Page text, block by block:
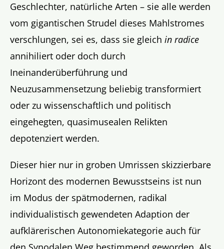
Geschlechter, natürliche Arten – sie alle werden
vom gigantischen Strudel dieses Mahlstromes
verschlungen, sei es, dass sie gleich in radice
annihiliert oder doch durch
Ineinanderüberführung und
Neuzusammensetzung beliebig transformiert
oder zu wissenschaftlich und politisch
eingehegten, quasimusealen Relikten
depotenziert werden.
Dieser hier nur in groben Umrissen skizzierbare
Horizont des modernen Bewusstseins ist nun
im Modus der spätmodernen, radikal
individualistisch gewendeten Adaption der
aufklärerischen Autonomiekategorie auch für